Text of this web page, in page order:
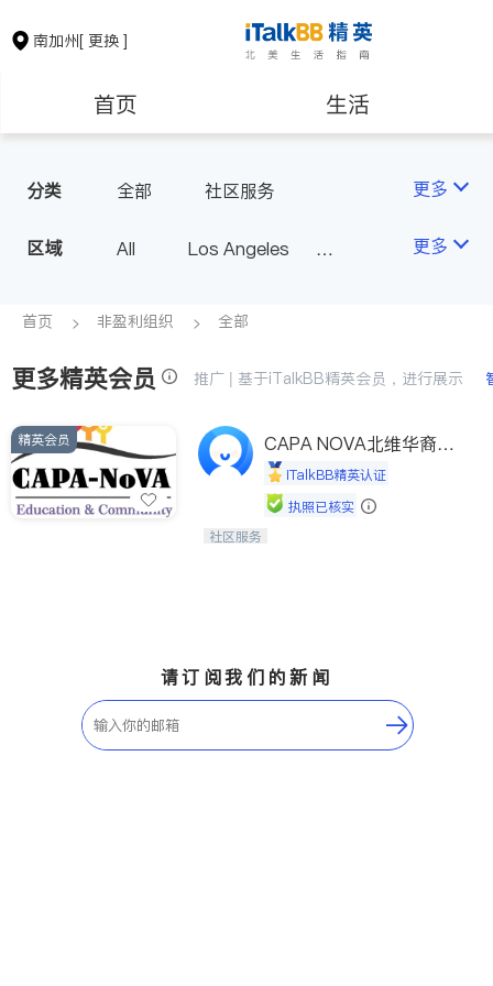
南加州[ 更换 ]
首页 生活
保险理财
银行贷款
建筑装修 教育
养老 非盈利组织
分类 全部 社区服务 更多
区域 All
Los Angeles
Alhambra & San Gabriel
Diamond Bar & Covina
Rowland Heights & Hacienda H
eights
Los Angeles County - Other Ci
ties
更多
首页 非盈利组织 全部
更多精英会员 推广 | 基于iTalkBB精英会员，进行展示
精英会员
CAPA NOVA北维华裔家
长会iTalkBB精英认证
执照已核实
连接家长与社会，赋能孩子与下一代，
社区服务
请订阅我们的新闻